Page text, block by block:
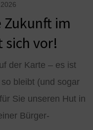
Zukunft im
sich vor!
der Karte – es ist
bleibt (und sogar
Sie unseren Hut in
Bürger-